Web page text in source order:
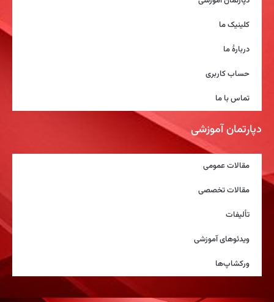
کلینیک ما
دربارۀ ما
حساب کاربری
تماس با ما
دپارتمان آموزشی
مقالات عمومی
مقالات تخصصی
تألیفات
ویدئوهای آموزشی
ورکشاپ‌ها